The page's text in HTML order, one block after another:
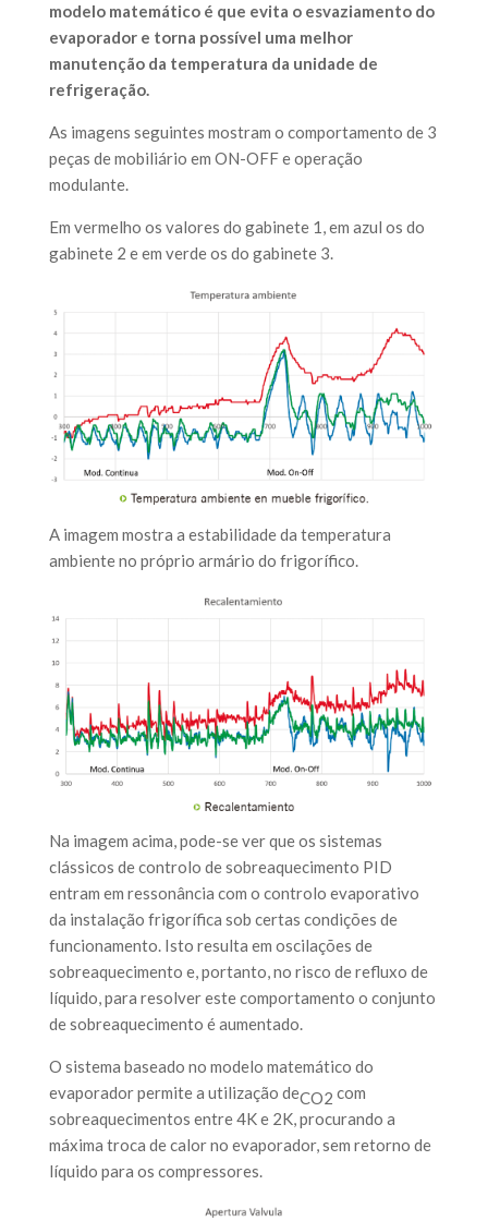
modelo matemático é que evita o esvaziamento do
evaporador e torna possível uma melhor
manutenção da temperatura da unidade de
refrigeração.
As imagens seguintes mostram o comportamento de 3
peças de mobiliário em ON-OFF e operação
modulante.
Em vermelho os valores do gabinete 1, em azul os do
gabinete 2 e em verde os do gabinete 3.
A imagem mostra a estabilidade da temperatura
ambiente no próprio armário do frigorífico.
Na imagem acima, pode-se ver que os sistemas
clássicos de controlo de sobreaquecimento PID
entram em ressonância com o controlo evaporativo
da instalação frigorífica sob certas condições de
funcionamento. Isto resulta em oscilações de
sobreaquecimento e, portanto, no risco de refluxo de
líquido, para resolver este comportamento o conjunto
de sobreaquecimento é aumentado.
O sistema baseado no modelo matemático do
evaporador permite a utilização deCO2 com
sobreaquecimentos entre 4K e 2K, procurando a
máxima troca de calor no evaporador, sem retorno de
líquido para os compressores.